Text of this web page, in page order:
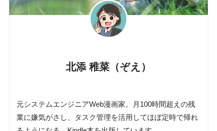
北添 稚菜（ぞえ）
元システムエンジニアWeb漫画家。月100時間超えの残
業に嫌気がさし、タスク管理を活用してほぼ定時で帰れ